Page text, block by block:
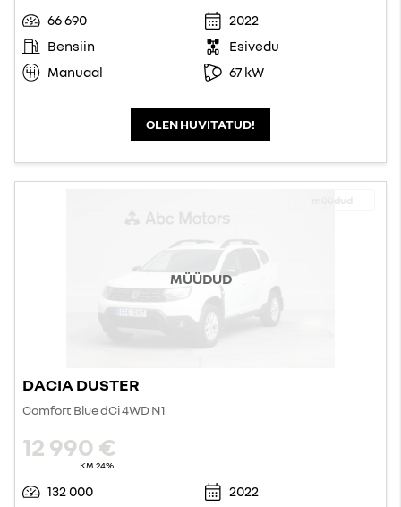
66 690
2022
Bensiin
Esivedu
Manuaal
67 kW
OLEN HUVITATUD!
MÜÜDUD
DACIA DUSTER
Comfort Blue dCi 4WD N1
12 990 €
KM 24%
132 000
2022